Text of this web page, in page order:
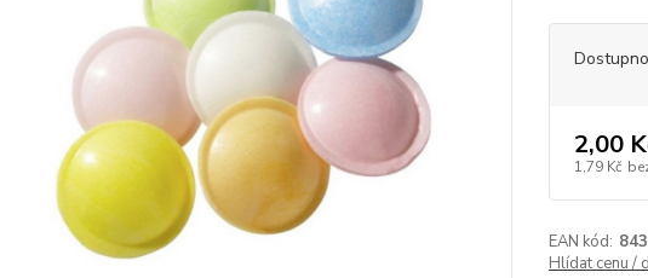
2,00
1,79 Kč
EAN kód:
Hlídat cenu /